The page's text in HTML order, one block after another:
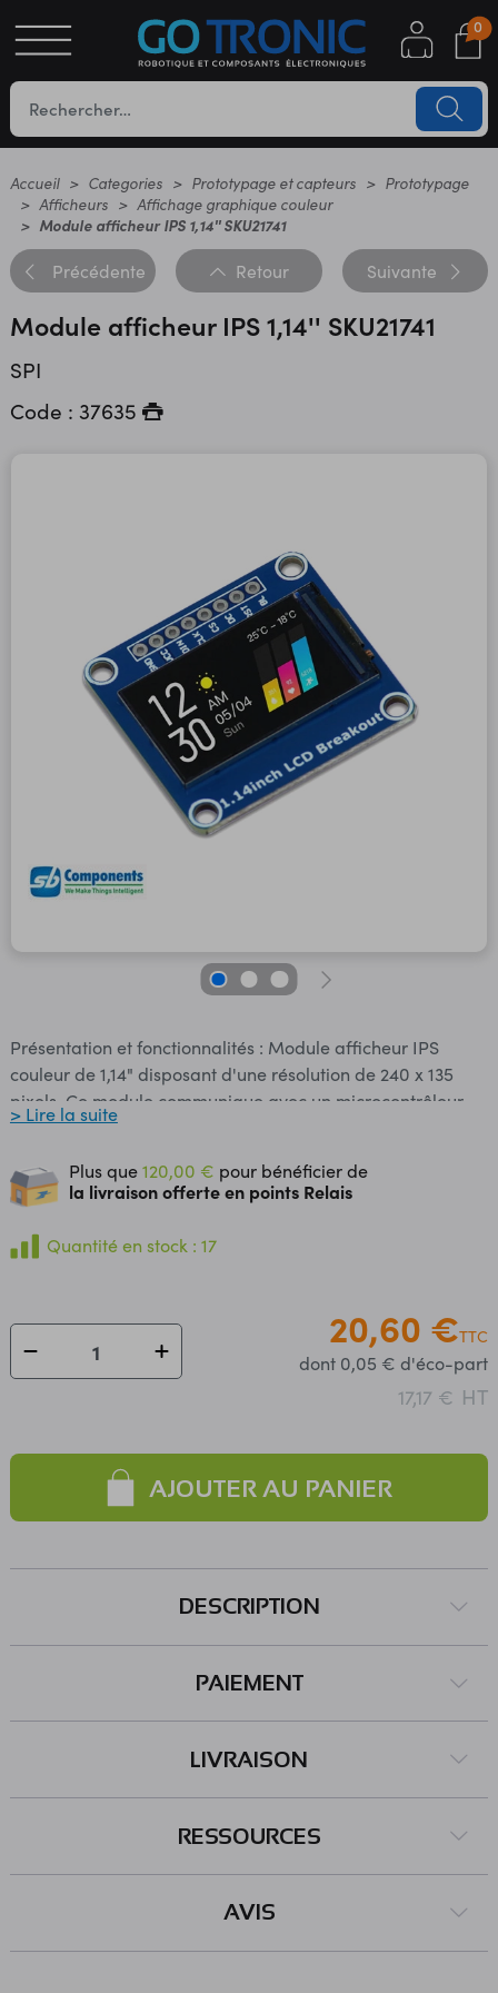
0
Accueil Categories Prototypage et capteurs
Prototypage
Afficheurs
Affichage graphique couleur
Module afficheur IPS 1,14'' SKU21741
Précédente Retour Suivante
Module afficheur IPS 1,14'' SKU21741
SPI
Code : 37635
Présentation et fonctionnalités : Module afficheur IPS
couleur de 1,14" disposant d'une résolution de 240 x 135
pixels. Ce module communique avec un microcontrôleur
compatible Arduino ou Raspberry Pi Pico via une liaison
nécessitant une lisibilité claire et colorée. Programmation
et communication : Le fabricant propose un guide
d'utilisation avec exemples de programmes Arduino et
MicroPython, voir fiche technique. Connectique : L'interface
des pastilles femelles (connecteur mâles à souder inclus).
8 broches mâles à souder Remarque : Cet afficheur est
Driver : ST7786 Ecran : IPS 1,14'' Résolution : 240 x 135 pixels
Couleurs : 16 bits Dimensions du module : 36 x 44 mm
Diamètre afficheur : 32,4 mm Référence SB Components:
> Lire la suite
Plus que120,00 € pour bénéficier de
la livraison offerte en points Relais
Quantité en stock : 17
20,60 €TTC
dont 0,05 € d'éco-part
17,17 € HT
AJOUTER AU PANIER
DESCRIPTION
PAIEMENT
LIVRAISON
RESSOURCES
AVIS